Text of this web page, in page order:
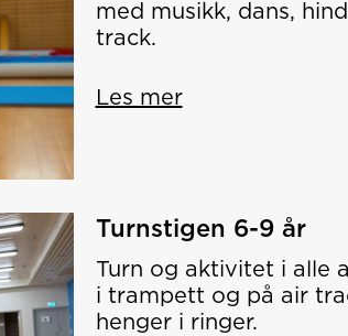
med musikk, dans,
track.
Les mer
Turnstigen 6-9 år
Turn og aktivitet i alle
i trampett og på air
henger i ringer.